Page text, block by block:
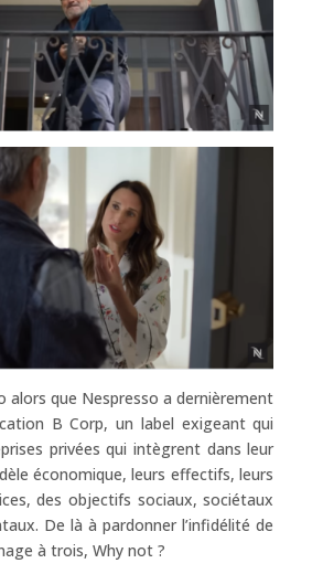
alors que Nespresso a dernièrement
B Corp, un label exigeant qui
privées qui intègrent dans leur
économique, leurs effectifs, leurs
des objectifs sociaux, sociétaux
De là à pardonner l’infidélité de
à trois, Why not ?